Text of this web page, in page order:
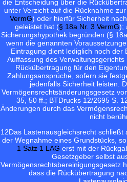
die Entscheidung über die
unter Verzicht auf die Rücknahme
VermG) oder hierfür Sicherheit
geleistet hat (§ 18a Nr. 3 VermG);
Sicherungshypothek begründen (§
wenn die genannten
Eintragung dient lediglich noch
Auffassung des
Rückübertragung für den
Zahlungsansprüche, sofern sie
jedenfalls Sicherheit leisten.
Vermögensrechtsänderungsgesetz
35, 50 ff.; BTDrucks 12/2695 S.
Änderungen durch das
nicht
12Das Lastenausgleichsrecht
der Wegnahme eines Grundstücks,
1 Satz 1 LAG erst mit der
Gesetzgeber selbst
Vermögensrechtsbereinigungsgesetz
dass die Rückübertragung